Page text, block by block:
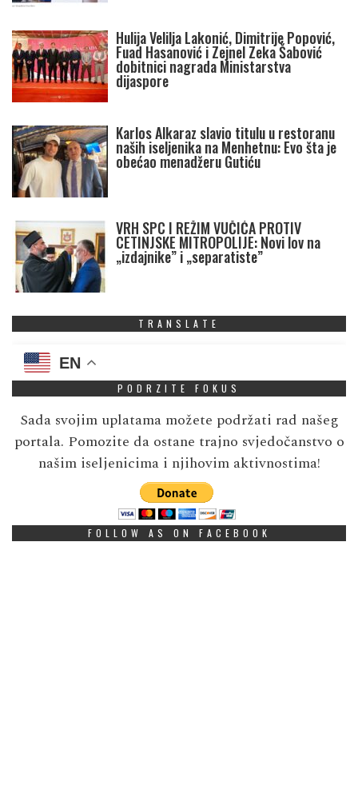
Hulija Velilja Lakonić, Dimitrije Popović,
Fuad Hasanović i Zejnel Zeka Šabović
dobitnici nagrada Ministarstva
dijaspore
Karlos Alkaraz slavio titulu u restoranu
naših iseljenika na Menhetnu: Evo šta je
obećao menadžeru Gutiću
VRH SPC I REŽIM VUČIĆA PROTIV
CETINJSKE MITROPOLIJE: Novi lov na
„izdajnike” i „separatiste”
TRANSLATE
EN
PODRZITE FOKUS
Sada svojim uplatama možete podržati rad našeg
portala. Pomozite da ostane trajno svjedočanstvo o
našim iseljenicima i njihovim aktivnostima!
FOLLOW AS ON FACEBOOK